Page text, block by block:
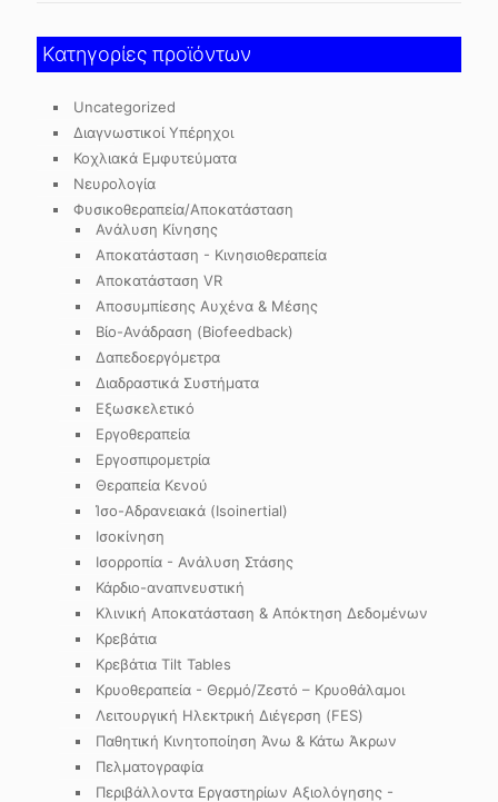
Κατηγορίες προϊόντων
Uncategorized
Διαγνωστικοί Υπέρηχοι
Κοχλιακά Εμφυτεύματα
Νευρολογία
Φυσικοθεραπεία/Αποκατάσταση
Ανάλυση Κίνησης
Αποκατάσταση - Κινησιοθεραπεία
Αποκατάσταση VR
Αποσυμπίεσης Αυχένα & Μέσης
Βίο-Ανάδραση (Biofeedback)
Δαπεδοεργόμετρα
Διαδραστικά Συστήματα
Εξωσκελετικό
Εργοθεραπεία
Εργοσπιρομετρία
Θεραπεία Κενού
Ίσο-Αδρανειακά (Isoinertial)
Ισοκίνηση
Ισορροπία - Ανάλυση Στάσης
Κάρδιο-αναπνευστική
Κλινική Αποκατάσταση & Απόκτηση Δεδομένων
Κρεβάτια
Κρεβάτια Tilt Tables
Κρυοθεραπεία - Θερμό/Ζεστό – Κρυοθάλαμοι
Λειτουργική Ηλεκτρική Διέγερση (FES)
Παθητική Κινητοποίηση Άνω & Κάτω Άκρων
Πελματογραφία
Περιβάλλοντα Εργαστηρίων Αξιολόγησης -